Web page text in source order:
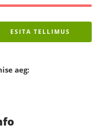
ESITA TELLIMUS
aeg: